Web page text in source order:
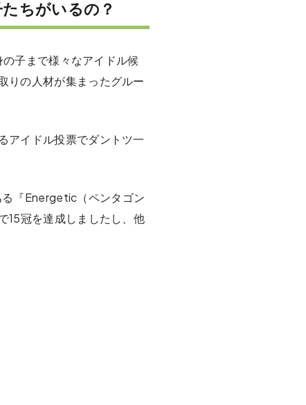
ちがいるの？
子まで様々なアイドル候
りの人材が集まったグルー
アイドル投票でダントツ一
『Energetic（ペンタゴン
15冠を達成しましたし、他